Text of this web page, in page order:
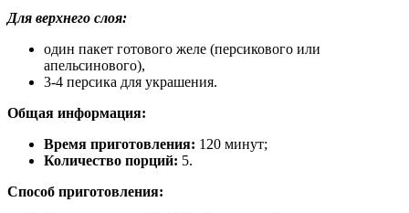
Для верхнего слоя:
один пакет готового желе (персикового или
апельсинового),
3-4 персика для украшения.
Общая информация:
Время приготовления: 120 минут;
Количество порций: 5.
Способ приготовления: